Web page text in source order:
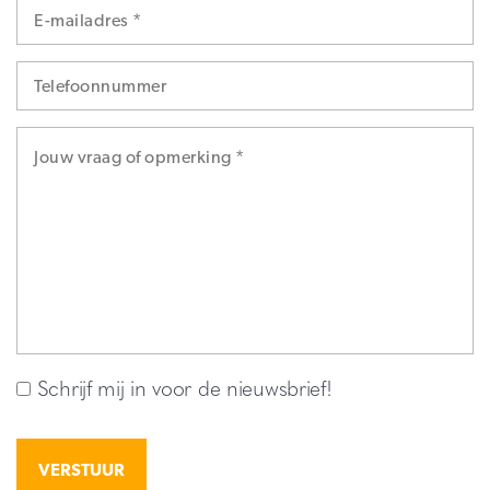
Schrijf mij in voor de nieuwsbrief!